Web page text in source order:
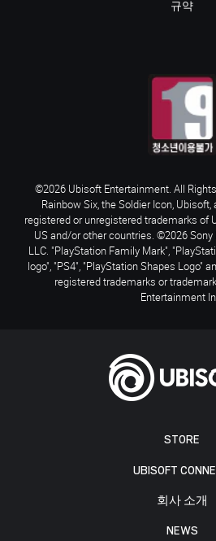
STORE
UBISOFT
회사 소개
NEWS
규약
©2026 Ubisoft Entertainment. All Rights
Rainbow Six, the Soldier Icon,
registered or unregistered trademarks of
US and/or other countries. ©2026
LLC. "PlayStation Family Mark",
logo", "PS4", "PlayStation Shapes Logo"
registered trademarks or
Entertainment